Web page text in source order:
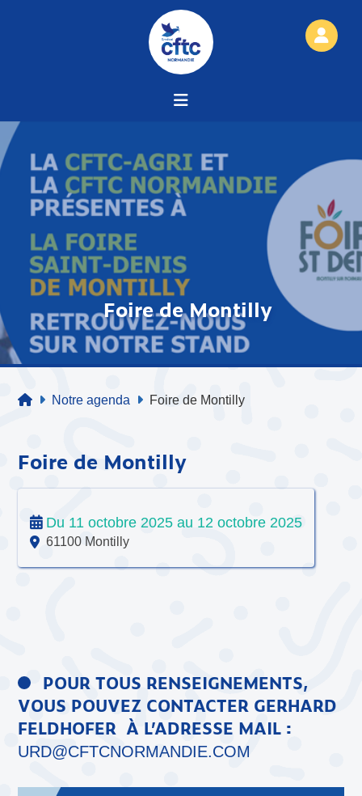
Foire de Montilly
Notre agenda Foire de Montilly
Foire de Montilly
Du 11 octobre 2025 au 12 octobre 2025
61100 Montilly
POUR TOUS RENSEIGNEMENTS,
VOUS POUVEZ CONTACTER GERHARD
FELDHOFER À L’ADRESSE MAIL :
URD@CFTCNORMANDIE.COM